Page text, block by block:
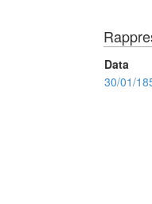
Data
30/01/